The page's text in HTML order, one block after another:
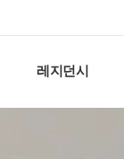
레지던시